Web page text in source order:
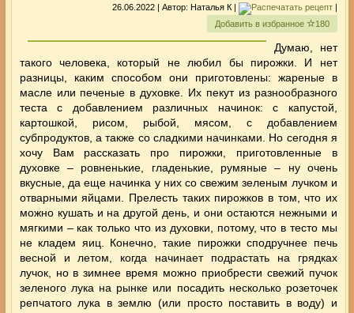
26.06.2022 | Автор: Наталья К|
|
Добавить в избранное
180
Думаю, нет
такого человека, который не любил бы пирожки. И нет
разницы, каким способом они приготовлены: жареные в
масле или печеные в духовке. Их пекут из разнообразного
теста с добавлением различных начинок: с капустой,
картошкой, рисом, рыбой, мясом, с добавлением
субпродуктов, а также со сладкими начинками. Но сегодня я
хочу Вам рассказать про пирожки, приготовленные в
духовке– ровненькие, гладенькие, румяные – ну очень
вкусные, да еще начинка у них со свежим зеленым лучком и
отварными яйцами. Прелесть таких пирожков в том, что их
можно кушать и на другой день, и они остаются нежными и
мягкими – как только что из духовки, потому, что в тесто мы
не кладем яиц. Конечно, такие пирожки сподручнее печь
весной и летом, когда начинает подрастать на грядках
лучок, но в зимнее время можно приобрести свежий пучок
зеленого лука на рынке или посадить несколько розеточек
репчатого лука в землю (или просто поставить в воду) и